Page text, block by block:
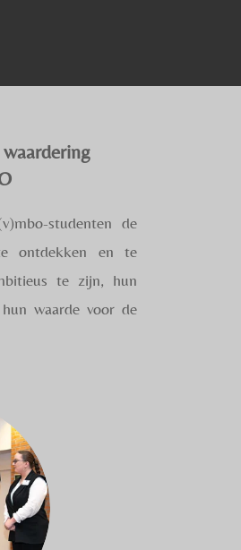
studenten de
ontdekken en te
te zijn, hun
waarde voor de